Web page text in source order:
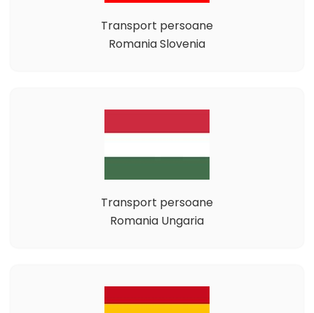
Transport persoane
Romania Slovenia
Transport persoane
Romania Ungaria